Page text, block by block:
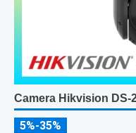
Camera Hikvision DS-
5%-35%